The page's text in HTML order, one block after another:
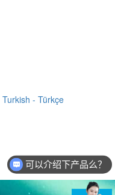
Turkish - Türkçe
可以介绍下产品么？